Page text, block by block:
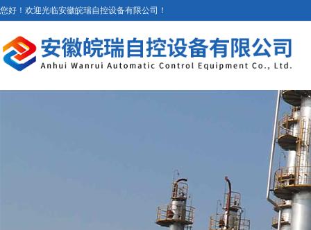
您好！欢迎光临安徽皖瑞自控设备有限公司！